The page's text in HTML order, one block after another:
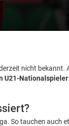
nicht bekannt.
U21-Nationalspieler
So tauchen auch